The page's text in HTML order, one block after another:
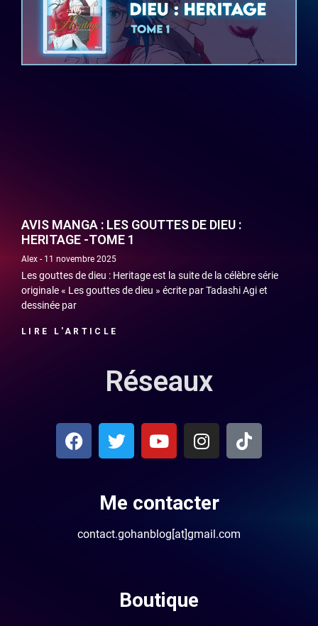
AVIS MANGA : LES GOUTTES DE DIEU :
HERITAGE -TOME 1
Alex 11 novembre 2025
Les gouttes de dieu : Heritage est la suite de la célèbre série
originale « Les gouttes de dieu » écrite par Tadashi Agi et
dessinée par
LIRE L'ARTICLE
Réseaux
Me contacter
contact.gohanblog[at]gmail.com
Boutique